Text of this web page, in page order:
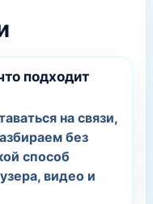
подходит
на связи,
без
способ
видео и